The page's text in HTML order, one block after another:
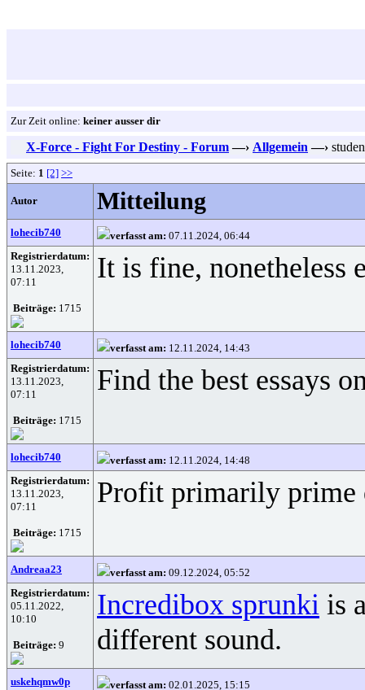
Zur Zeit online: keiner ausser dir
X-Force - Fight For Destiny - Forum —› Allgemein —›
Seite: 1 [2] >>
Autor Mitteilung
lohecib740 verfasst am: 07.11.2024, 06:44
Registrierdatum:
13.11.2023,
07:11
Beiträge: 1715
It is fine, nonetheless
lohecib740 verfasst am: 12.11.2024, 14:43
Registrierdatum:
13.11.2023,
07:11
Beiträge: 1715
Find the best essays
lohecib740 verfasst am: 12.11.2024, 14:48
Registrierdatum:
13.11.2023,
07:11
Beiträge: 1715
Profit primarily prime
Andreaa23 verfasst am: 09.12.2024, 05:52
Registrierdatum:
05.11.2022,
10:10
Beiträge: 9
Incredibox sprunki is
different sound.
uskehqmw0p verfasst am: 02.01.2025, 15:15